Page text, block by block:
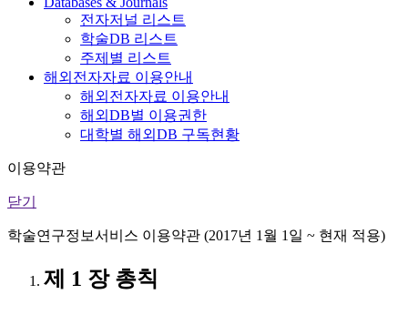
전자저널 리스트
학술DB 리스트
주제별 리스트
해외전자자료 이용안내
해외전자자료 이용안내
해외DB별 이용권한
대학별 해외DB 구독현황
이용약관
닫기
학술연구정보서비스 이용약관 (2017년 1월 1일 ~ 현재 적용)
제 1 장 총칙